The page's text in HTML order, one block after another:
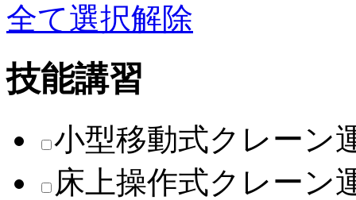
全て選択解除
技能講習
小型移動式クレーン
床上操作式クレーン